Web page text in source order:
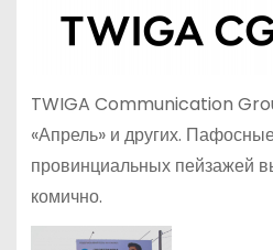
TWIGA Communication
«Апрель» и других.
провинциальных пейзажей
комично.